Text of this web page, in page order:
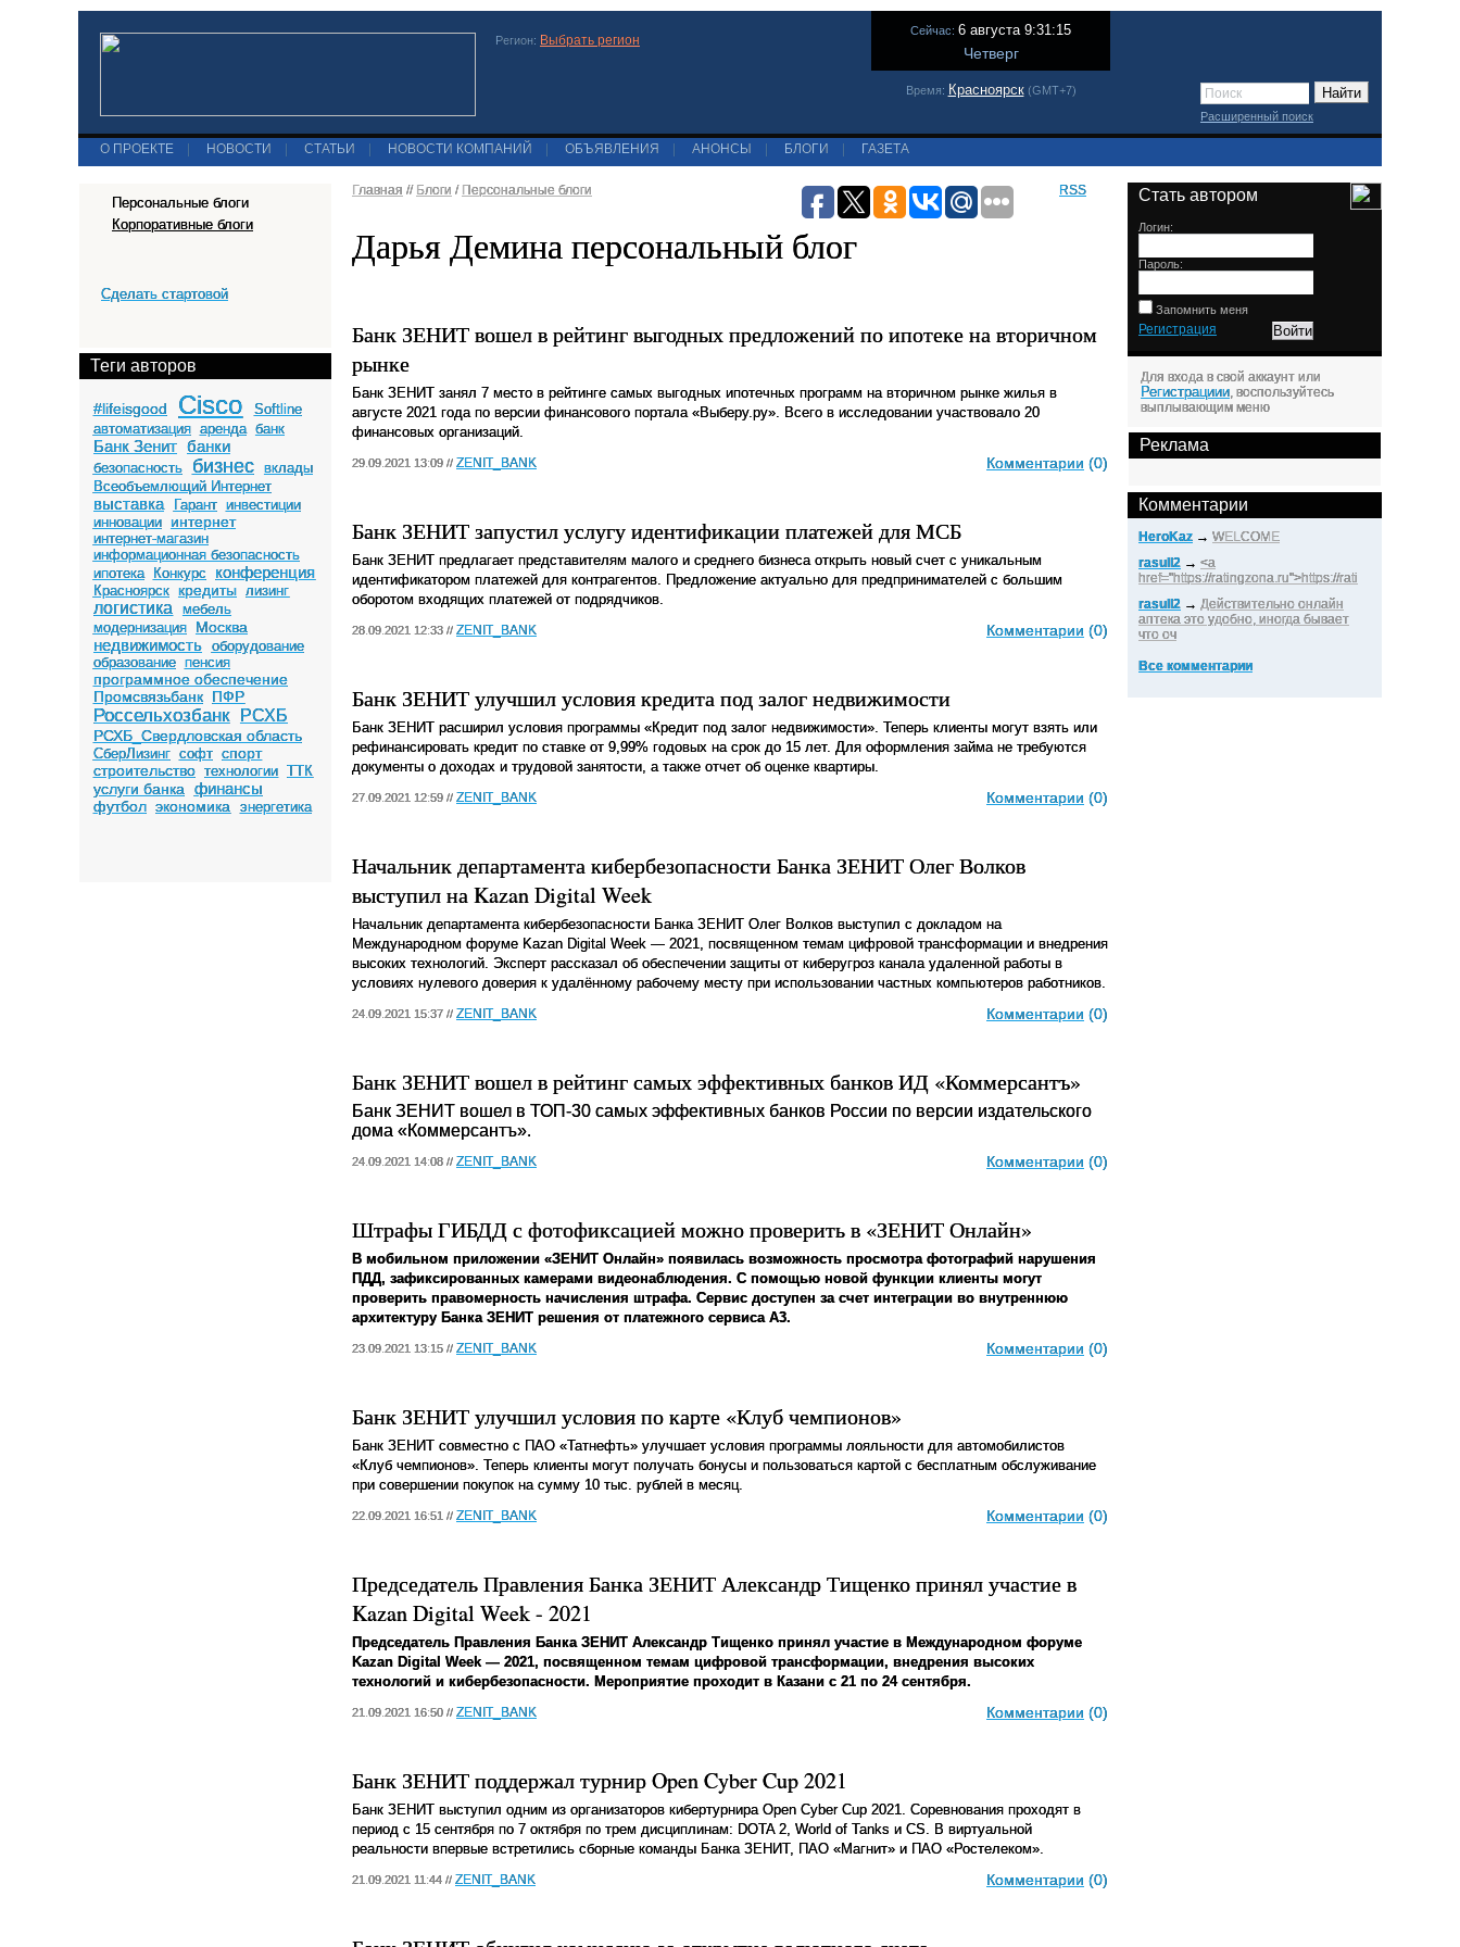
Регион: Выбрать регион
Сейчас: 6 августа 9:31:15
Четверг
Время: Красноярск(GMT+7)
Расширенный поиск
О ПРОЕКТЕ НОВОСТИ СТАТЬИ НОВОСТИ КОМПАНИЙ ОБЪЯВЛЕНИЯ АНОНСЫ БЛОГИ ГАЗЕТА
Персональные блоги
Корпоративные блоги
Сделать стартовой
Теги авторов
#lifeisgood Cisco
Softline
автоматизация аренда банк
Банк Зенит банки
безопасность бизнес
вклады
Всеобъемлющий Интернет
выставка Гарант инвестиции
инновации
интернет
интернет-магазин
информационная безопасность
ипотека
Конкурс конференция
Красноярск кредиты лизинг
логистика
мебель
модернизация
Москва
недвижимость оборудование
образование пенсия
программное обеспечение
Промсвязьбанк ПФР
Россельхозбанк РСХБ
РСХБ_Свердловская область
СберЛизинг софт спорт
строительство технологии ТТК
услуги банка финансы
футбол экономика энергетика
Главная // Блоги / Персональные блоги RSS
Дарья Демина персональный блог
Банк ЗЕНИТ вошел в рейтинг выгодных предложений по ипотеке на вторичном
рынке
Банк ЗЕНИТ занял 7 место в рейтинге самых выгодных ипотечных программ на вторичном рынке жилья в
августе 2021 года по версии финансового портала «Выберу.ру». Всего в исследовании участвовало 20
финансовых организаций.
29.09.2021 13:09 // ZENIT_BANK Комментарии (0)
Банк ЗЕНИТ запустил услугу идентификации платежей для МСБ
Банк ЗЕНИТ предлагает представителям малого и среднего бизнеса открыть новый счет с уникальным
идентификатором платежей для контрагентов. Предложение актуально для предпринимателей с большим
оборотом входящих платежей от подрядчиков.
28.09.2021 12:33 // ZENIT_BANK Комментарии (0)
Банк ЗЕНИТ улучшил условия кредита под залог недвижимости
Банк ЗЕНИТ расширил условия программы «Кредит под залог недвижимости». Теперь клиенты могут взять или
рефинансировать кредит по ставке от 9,99% годовых на срок до 15 лет. Для оформления займа не требуются
документы о доходах и трудовой занятости, а также отчет об оценке квартиры.
27.09.2021 12:59 // ZENIT_BANK Комментарии (0)
Начальник департамента кибербезопасности Банка ЗЕНИТ Олег Волков
выступил на Kazan Digital Week
Начальник департамента кибербезопасности Банка ЗЕНИТ Олег Волков выступил с докладом на
Международном форуме Kazan Digital Week — 2021, посвященном темам цифровой трансформации и внедрения
высоких технологий. Эксперт рассказал об обеспечении защиты от киберугроз канала удаленной работы в
условиях нулевого доверия к удалённому рабочему месту при использовании частных компьютеров работников.
24.09.2021 15:37 // ZENIT_BANK Комментарии (0)
Банк ЗЕНИТ вошел в рейтинг самых эффективных банков ИД «Коммерсантъ»
Банк ЗЕНИТ вошел в ТОП-30 самых эффективных банков России по версии издательского
дома «Коммерсантъ».
24.09.2021 14:08 // ZENIT_BANK Комментарии (0)
Штрафы ГИБДД с фотофиксацией можно проверить в «ЗЕНИТ Онлайн»
В мобильном приложении «ЗЕНИТ Онлайн» появилась возможность просмотра фотографий нарушения
ПДД, зафиксированных камерами видеонаблюдения. С помощью новой функции клиенты могут
проверить правомерность начисления штрафа. Сервис доступен за счет интеграции во внутреннюю
архитектуру Банка ЗЕНИТ решения от платежного сервиса А3.
23.09.2021 13:15 // ZENIT_BANK Комментарии (0)
Банк ЗЕНИТ улучшил условия по карте «Клуб чемпионов»
Банк ЗЕНИТ совместно с ПАО «Татнефть» улучшает условия программы лояльности для автомобилистов
«Клуб чемпионов». Теперь клиенты могут получать бонусы и пользоваться картой с бесплатным обслуживание
при совершении покупок на сумму 10 тыс. рублей в месяц.
22.09.2021 16:51 // ZENIT_BANK Комментарии (0)
Председатель Правления Банка ЗЕНИТ Александр Тищенко принял участие в
Kazan Digital Week - 2021
Председатель Правления Банка ЗЕНИТ Александр Тищенко принял участие в Международном форуме
Kazan Digital Week — 2021, посвященном темам цифровой трансформации, внедрения высоких
технологий и кибербезопасности. Мероприятие проходит в Казани с 21 по 24 сентября.
21.09.2021 16:50 // ZENIT_BANK Комментарии (0)
Банк ЗЕНИТ поддержал турнир Open Cyber Cup 2021
Банк ЗЕНИТ выступил одним из организаторов кибертурнира Open Cyber Cup 2021. Соревнования проходят в
период с 15 сентября по 7 октября по трем дисциплинам: DOTA 2, World of Tanks и CS. В виртуальной
реальности впервые встретились сборные команды Банка ЗЕНИТ, ПАО «Магнит» и ПАО «Ростелеком».
21.09.2021 11:44 // ZENIT_BANK Комментарии (0)
Стать автором
Логин:
Пароль:
Запомнить меня
Регистрация
Для входа в свой аккаунт или
Регистрациии , воспользуйтесь
выплывающим меню
Реклама
Комментарии
HeroKaz → WELCOME
rasull2 → <a
href="https://ratingzona.ru">https://rati
rasull2 → Действительно онлайн
аптека это удобно, иногда бывает
что оч
Все комментарии